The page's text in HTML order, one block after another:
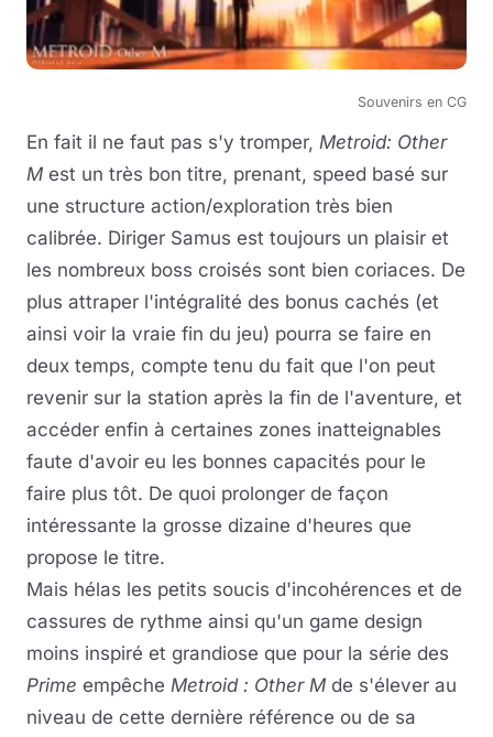
Souvenirs en CG
En fait il ne faut pas s'y tromper, Metroid: Other
M est un très bon titre, prenant, speed basé sur
une structure action/exploration très bien
calibrée. Diriger Samus est toujours un plaisir et
les nombreux boss croisés sont bien coriaces. De
plus attraper l'intégralité des bonus cachés (et
ainsi voir la vraie fin du jeu) pourra se faire en
deux temps, compte tenu du fait que l'on peut
revenir sur la station après la fin de l'aventure, et
accéder enfin à certaines zones inatteignables
faute d'avoir eu les bonnes capacités pour le
faire plus tôt. De quoi prolonger de façon
intéressante la grosse dizaine d'heures que
propose le titre.
Mais hélas les petits soucis d'incohérences et de
cassures de rythme ainsi qu'un game design
moins inspiré et grandiose que pour la série des
Prime empêche Metroid : Other M de s'élever au
niveau de cette dernière référence ou de sa